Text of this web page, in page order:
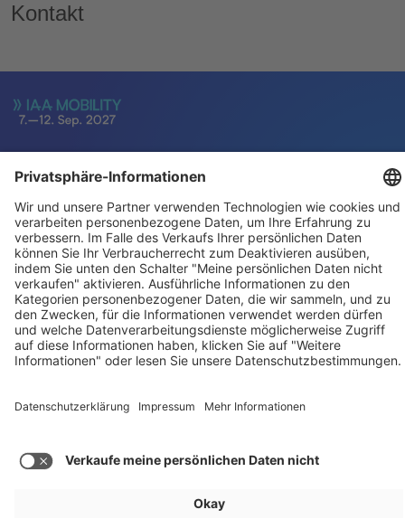
Kontakt
Allgemein
Besucher
Service
Impressum